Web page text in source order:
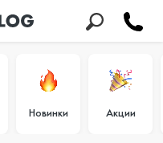
Новинки Акции